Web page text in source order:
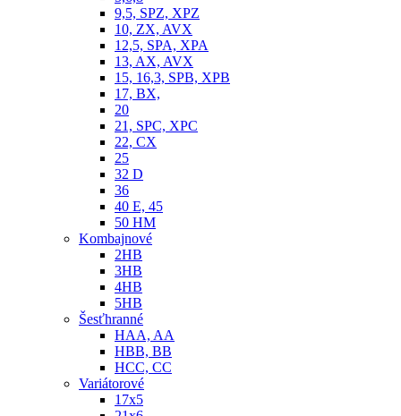
9,5, SPZ, XPZ
10, ZX, AVX
12,5, SPA, XPA
13, AX, AVX
15, 16,3, SPB, XPB
17, BX,
20
21, SPC, XPC
22, CX
25
32 D
36
40 E, 45
50 HM
Kombajnové
2HB
3HB
4HB
5HB
Šesťhranné
HAA, AA
HBB, BB
HCC, CC
Variátorové
17x5